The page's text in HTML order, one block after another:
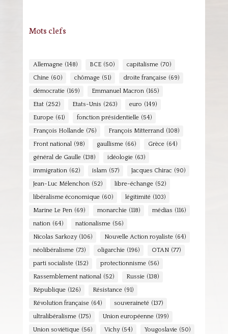
Mots clefs
Allemagne (148) BCE (50) capitalisme (70)
Chine (60) chômage (51) droite française (69)
démocratie (169) Emmanuel Macron (165)
Etat (252) Etats-Unis (263) euro (149)
Europe (61) fonction présidentielle (54)
François Hollande (76) François Mitterrand (108)
Front national (98) gaullisme (66) Grèce (64)
général de Gaulle (138) idéologie (63)
immigration (62) islam (57) Jacques Chirac (90)
Jean-Luc Mélenchon (52) libre-échange (52)
libéralisme économique (60) légitimité (103)
Marine Le Pen (69) monarchie (118) médias (116)
nation (64) nationalisme (56)
Nicolas Sarkozy (106) Nouvelle Action royaliste (64)
néolibéralisme (73) oligarchie (196) OTAN (77)
parti socialiste (152) protectionnisme (56)
Rassemblement national (52) Russie (138)
République (126) Résistance (91)
Révolution française (64) souveraineté (137)
ultralibéralisme (175) Union européenne (199)
Union soviétique (56) Vichy (54) Yougoslavie (50)